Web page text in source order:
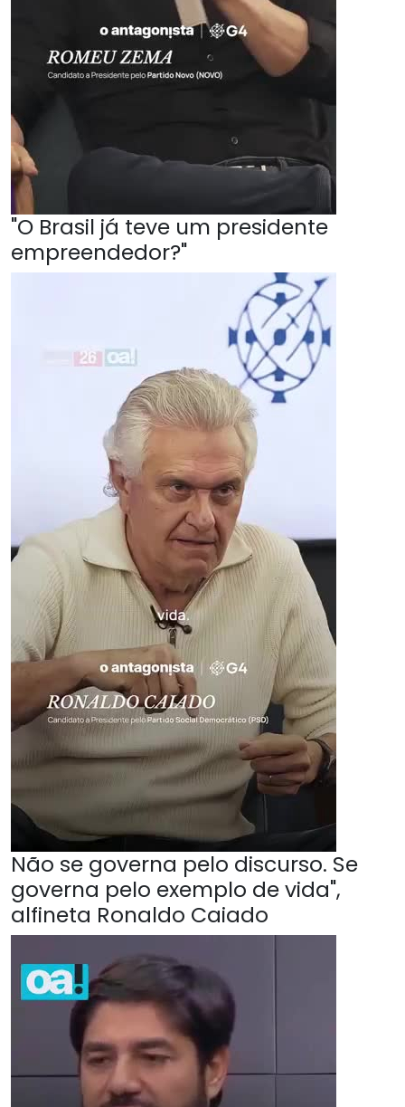
"O Brasil já teve um presidente
empreendedor?"
Não se governa pelo discurso. Se
governa pelo exemplo de vida",
alfineta Ronaldo Caiado